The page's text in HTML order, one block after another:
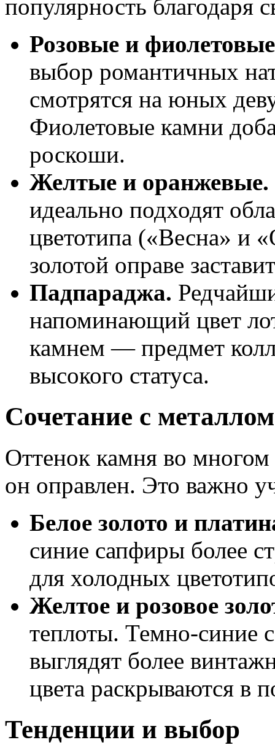
популярность благодаря
Розовые и
выбор романтичных
смотрятся на юных
Фиолетовые камни
роскоши.
Желтые и оранжевые.
идеально подходят
цветотипа («Весна» и
золотой оправе
Падпараджа.
напоминающий цвет
камнем — предмет
высокого статуса.
Сочетание с металлом
Оттенок камня во многом
он оправлен. Это важно
Белое золото и
синие сапфиры более
для холодных
Желтое и розовое
теплоты. Темно-синие
выглядят более
цвета раскрываются в
Тенденции и выбор